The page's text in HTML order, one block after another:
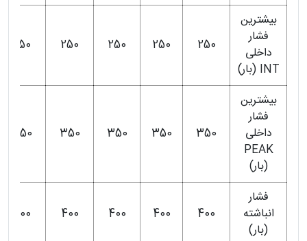
بیشترین
فشار
داخلی
INT (بار)
250
250
250
250
250
بیشترین
فشار
داخلی
PEAK
(بار)
350
350
350
350
350
فشار
انباشته
(بار)
400
400
400
400
400